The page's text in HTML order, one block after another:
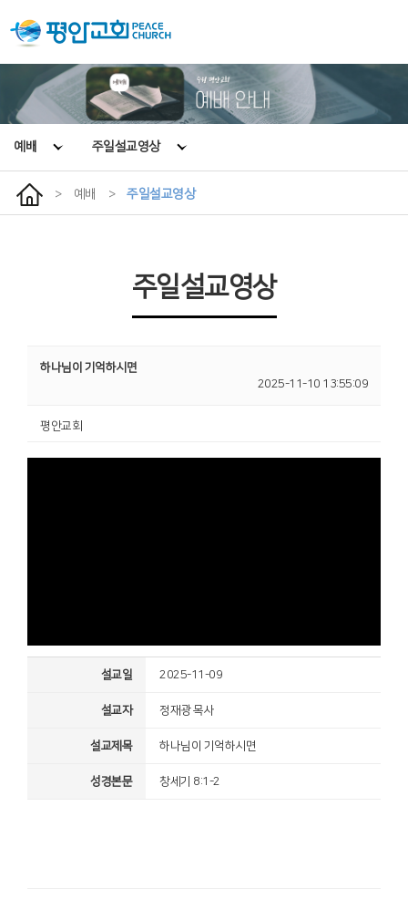
예배 주일설교영상
> 예배 > 주일설교영상
주일설교영상
하나님이 기억하시면
2025-11-10 13:55:09
평안교회
설교일 2025-11-09
설교자 정재광 목사
설교제목 하나님이 기억하시면
성경본문 창세기 8:1-2